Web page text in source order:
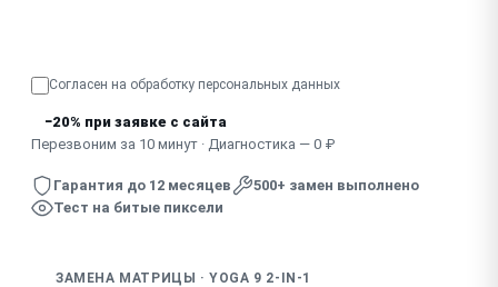
Погас после удара, падения
Согласен на обработку персональных данных
−20% при заявке с сайта
Перезвоним за 10 минут · Диагностика — 0 ₽
Гарантия до 12 месяцев
500+ замен выполнено
Тест на битые пиксели
ЗАМЕНА МАТРИЦЫ · YOGA 9 2-IN-1